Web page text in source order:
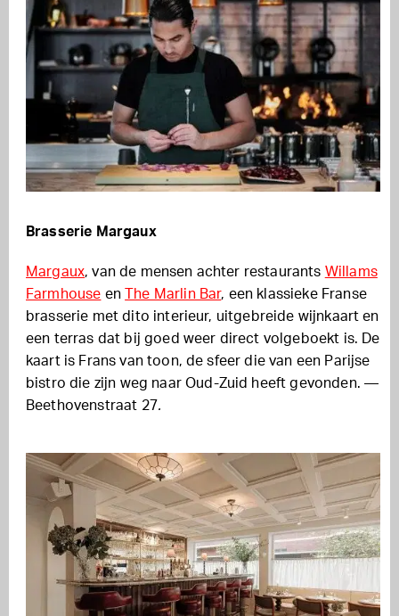
Brasserie Margaux
Margaux, van de mensen achter restaurants Willams
Farmhouse en The Marlin Bar, een klassieke Franse
brasserie met dito interieur, uitgebreide wijnkaart en
een terras dat bij goed weer direct volgeboekt is. De
kaart is Frans van toon, de sfeer die van een Parijse
bistro die zijn weg naar Oud-Zuid heeft gevonden. —
Beethovenstraat 27.